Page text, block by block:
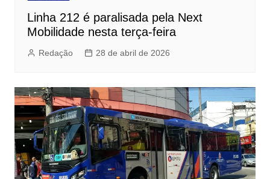
Linha 212 é paralisada pela Next
Mobilidade nesta terça-feira
Redação 28 de abril de 2026